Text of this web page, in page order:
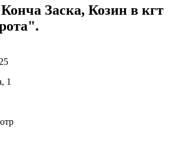
Заска, Козин в кгт
1